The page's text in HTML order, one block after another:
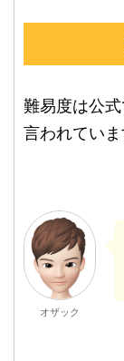
難易度は公
言われていま
オザック